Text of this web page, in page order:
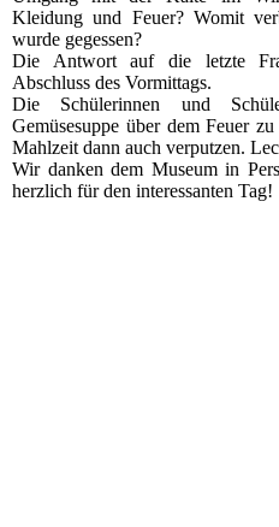
Kleidung und Feuer? Womit
wurde gegessen?
Die Antwort auf die letzte
Abschluss des Vormittags.
Die Schülerinnen und
Gemüsesuppe über dem Feuer
Mahlzeit dann auch verputzen.
Wir danken dem Museum in
herzlich für den interessanten Tag!